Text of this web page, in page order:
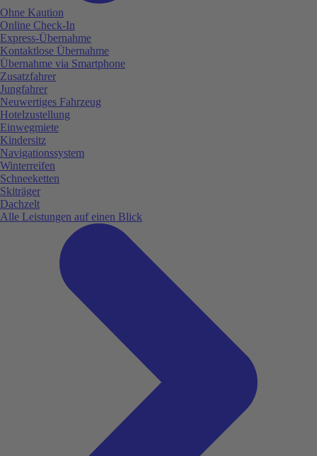
Ohne Kaution
Online Check-In
Express-Übernahme
Kontaktlose Übernahme
Übernahme via Smartphone
Zusatzfahrer
Jungfahrer
Neuwertiges Fahrzeug
Hotelzustellung
Einwegmiete
Kindersitz
Navigationssystem
Winterreifen
Schneeketten
Skiträger
Dachzelt
Alle Leistungen auf einen Blick